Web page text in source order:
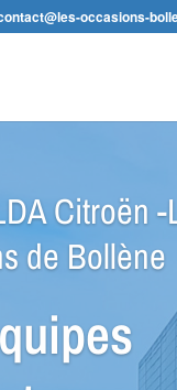
occasions-
de Bollène